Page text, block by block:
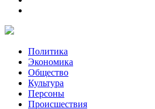
Политика
Экономика
Общество
Культура
Персоны
Происшествия